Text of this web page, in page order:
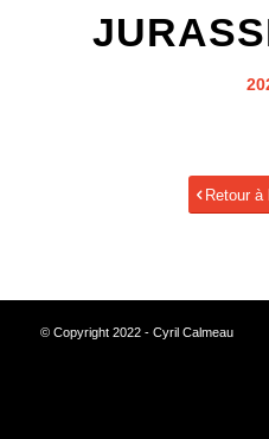
Retour à
© Copyright 2022 - Cyril Calmeau